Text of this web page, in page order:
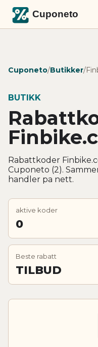
Cuponeto/Butikker/
BUTIKK
Rabattkoder
Cuponeto (2).
handler pa nett.
aktive koder
0
Beste rabatt
TILBUD